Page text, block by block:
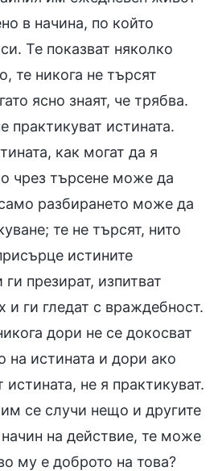
в начина, по който
Те показват няколко
те никога не търсят
ясно знаят, че трябва.
практикуват истината.
как могат да я
чрез търсене може да
разбирането може да
те не търсят, нито
истините
презират, изпитват
и ги гледат с враждебност.
дори не се докосват
на истината и дори ако
истината, не я практикуват.
се случи нещо и другите
на действие, те може
му е доброто на това?